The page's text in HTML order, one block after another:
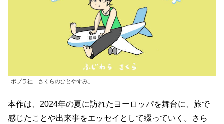
ポプラ社「さくらのひとやすみ」
本作は、2024年の夏に訪れたヨーロッパを舞台に、旅で
感じたことや出来事をエッセイとして綴っていく。さら